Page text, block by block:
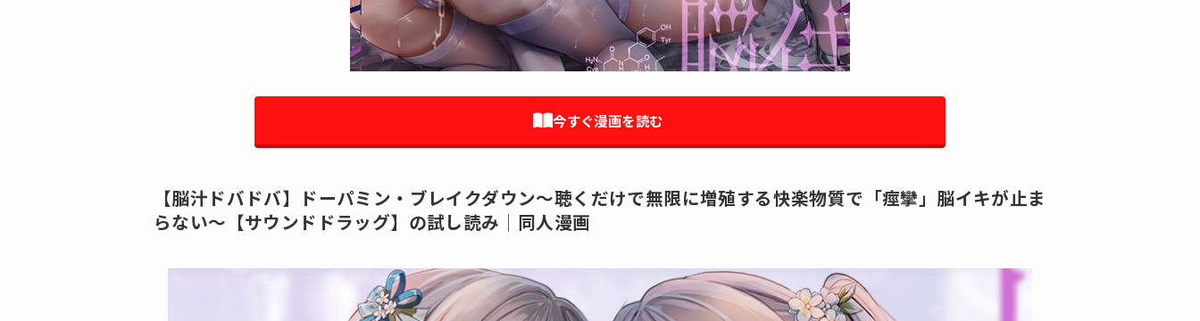
今すぐ漫画を読む
【脳汁ドバドバ】ドーパミン・ブレイクダウン〜聴くだけで無限に増殖する快楽物質で「痙攣」脳イキが止ま
らない〜【サウンドドラッグ】の試し読み│同人漫画